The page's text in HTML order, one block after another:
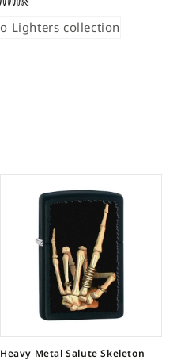
Heavy Metal Salute Skeleton